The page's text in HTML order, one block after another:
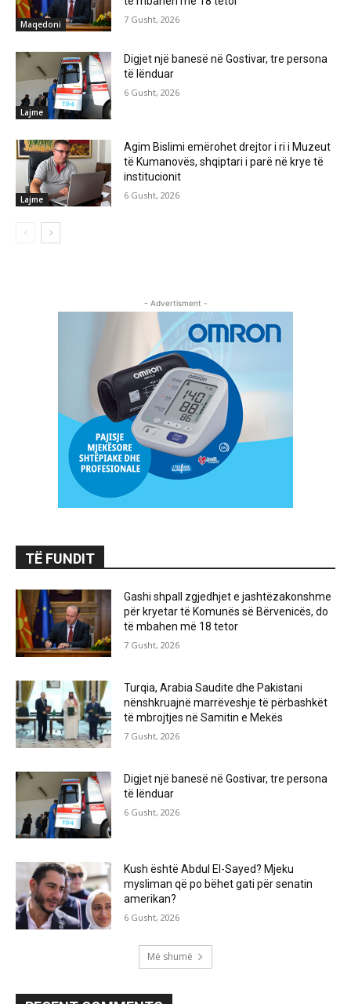
Maqedoni 7 Gusht, 2026
Lajme
Digjet një banesë në Gostivar, tre persona
të lënduar
6 Gusht, 2026
Lajme
Agim Bislimi emërohet drejtor i ri i Muzeut
të Kumanovës, shqiptari i parë në krye të
institucionit
6 Gusht, 2026
- Advertisment -
TË FUNDIT
Gashi shpall zgjedhjet e jashtëzakonshme
për kryetar të Komunës së Bërvenicës, do
të mbahen më 18 tetor
7 Gusht, 2026
Turqia, Arabia Saudite dhe Pakistani
nënshkruajnë marrëveshje të përbashkët
të mbrojtjes në Samitin e Mekës
7 Gusht, 2026
Digjet një banesë në Gostivar, tre persona
të lënduar
6 Gusht, 2026
Kush është Abdul El-Sayed? Mjeku
mysliman që po bëhet gati për senatin
amerikan?
6 Gusht, 2026
Më shumë